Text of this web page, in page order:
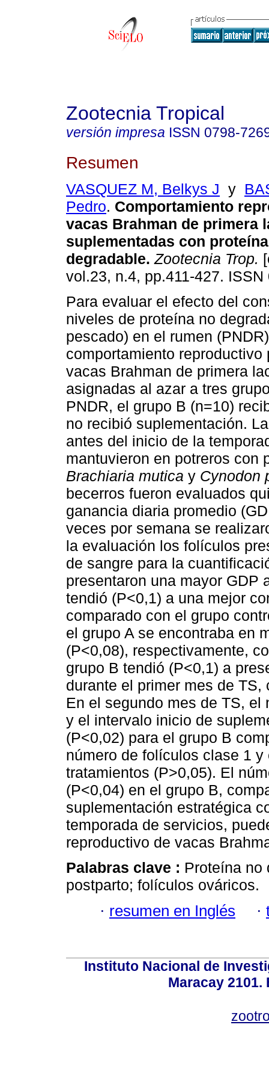
Zootecnia Tropical
versión impresa ISSN 0798-
Resumen
VASQUEZ M, Belkys J y
Pedro. Comportamiento
vacas Brahman de primera
suplementadas con
degradable. Zootecnia Trop.
vol.23, n.4, pp.411-427. ISSN
Para evaluar el efecto del
niveles de proteína no
pescado) en el rumen
comportamiento reproductivo
vacas Brahman de primera
asignadas al azar a tres
PNDR, el grupo B (n=10)
no recibió suplementación.
antes del inicio de la
mantuvieron en potreros con
Brachiaria mutica y Cynodon
becerros fueron evaluados
ganancia diaria promedio
veces por semana se
la evaluación los folículos
de sangre para la
presentaron una mayor GDP
tendió (P<0,1) a una mejor
comparado con el grupo
el grupo A se encontraba en
(P<0,08), respectivamente,
grupo B tendió (P<0,1) a
durante el primer mes de
En el segundo mes de TS,
y el intervalo inicio de
(P<0,02) para el grupo B
número de folículos clase 1
tratamientos (P>0,05). El
(P<0,04) en el grupo B,
suplementación estratégica
temporada de servicios,
reproductivo de vacas
Palabras clave : Proteína no
postparto; folículos ováricos.
· resumen en Inglés ·
Instituto Nacional de
Maracay 2101.